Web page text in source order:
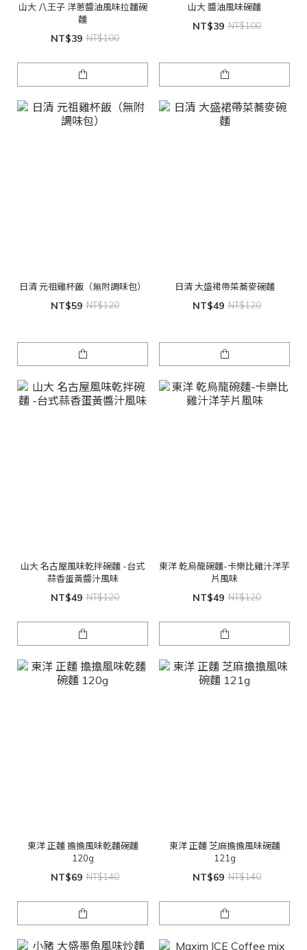
山大 八王子 洋蔥醬油風味拉麵碗
麵
NT$39 NT$100
山大 醬油風味碗麵
NT$39 NT$100
日清 元祖雞杯飯（無附調味包）
NT$59 NT$120
日清 大盛裙帶菜蕎麥碗麵
NT$49 NT$120
山大 名古屋風味乾拌碗麵 -台式
蒜香蛋黃醬汁風味
NT$49 NT$120
東洋 乾烏龍碗麵-卡樂比雞汁洋芋
片風味
NT$49 NT$120
東洋 正麵 擔擔風味乾麵碗麵
120g
NT$69 NT$140
東洋 正麵 芝麻擔擔風味碗麵
121g
NT$69 NT$140